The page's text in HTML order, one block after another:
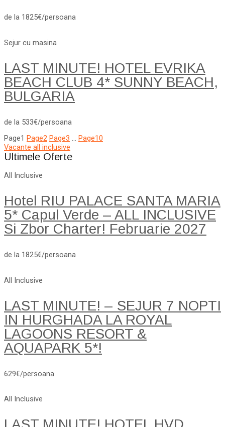
de la 1825€/persoana
Sejur cu masina
LAST MINUTE! HOTEL EVRIKA
BEACH CLUB 4* SUNNY BEACH,
BULGARIA
de la 533€/persoana
Page1 Page2 Page3 … Page10
Vacante all inclusive
Ultimele Oferte
All Inclusive
Hotel RIU PALACE SANTA MARIA
5* Capul Verde – ALL INCLUSIVE
Si Zbor Charter! Februarie 2027
de la 1825€/persoana
All Inclusive
LAST MINUTE! – SEJUR 7 NOPTI
IN HURGHADA LA ROYAL
LAGOONS RESORT &
AQUAPARK 5*!
629€/persoana
All Inclusive